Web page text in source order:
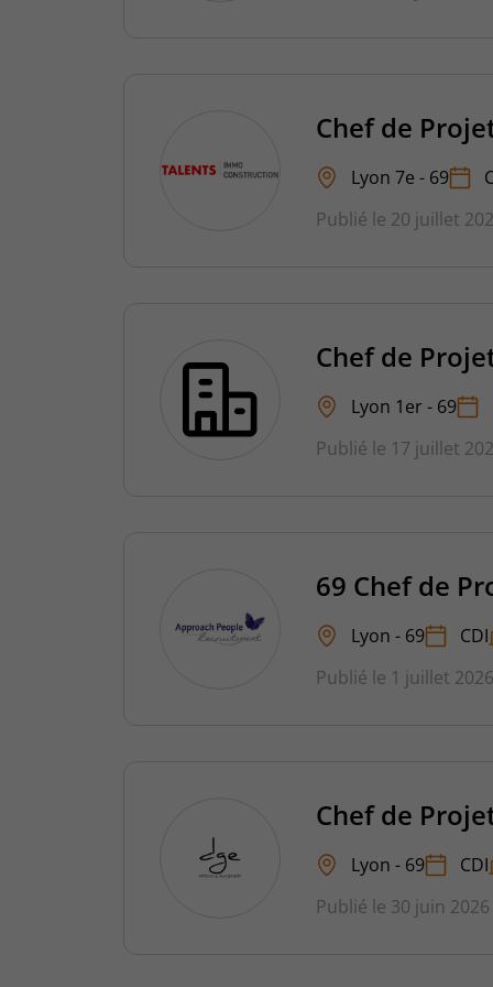
Chef de
Lyon 7e - 69
Publié le 20 juillet
Chef de
Lyon 1er - 69
Publié le 17 juillet
69 Chef de
Lyon - 69 CDI
Publié le 1 juillet 2026
Chef de
Lyon - 69 CDI
Publié le 30 juin 2026